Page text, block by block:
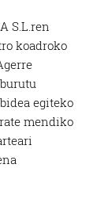
S.L.ren
koadroko
egiteko
mendiko